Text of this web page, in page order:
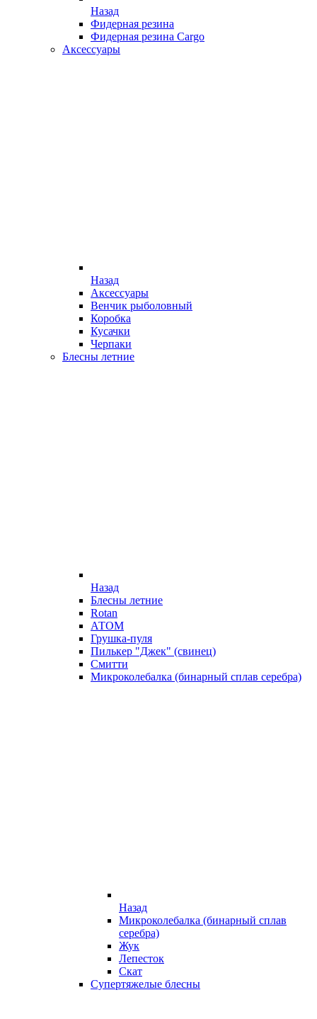
Назад
Фидерная резина
Фидерная резина Cargo
Аксессуары
Назад
Аксессуары
Венчик рыболовный
Коробка
Кусачки
Черпаки
Блесны летние
Назад
Блесны летние
Rotan
АТОМ
Грушка-пуля
Пилькер "Джек" (свинец)
Смитти
Микроколебалка (бинарный сплав серебра)
Назад
Микроколебалка (бинарный сплав
серебра)
Жук
Лепесток
Скат
Супертяжелые блесны